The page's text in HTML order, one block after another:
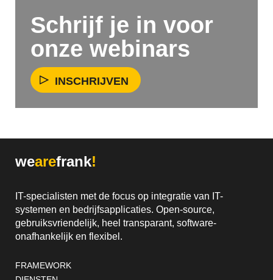
Schrijf je in voor
onze webinars
INSCHRIJVEN
wearefrank!
IT-specialisten met de focus op integratie van IT-
systemen en bedrijfsapplicaties. Open-source,
gebruiksvriendelijk, heel transparant, software-
onafhankelijk en flexibel.
Footernavigatie
FRAMEWORK